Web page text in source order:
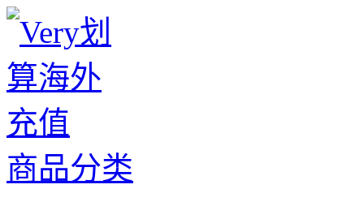
商品分类